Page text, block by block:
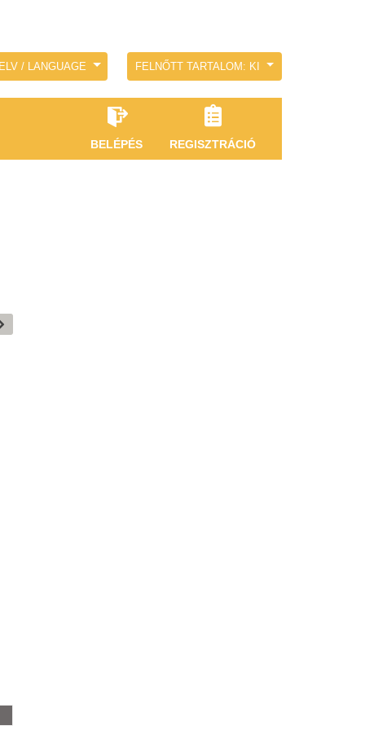
/ LANGUAGE FELNŐTT TARTALOM: KI
BELÉPÉS REGISZTRÁCIÓ